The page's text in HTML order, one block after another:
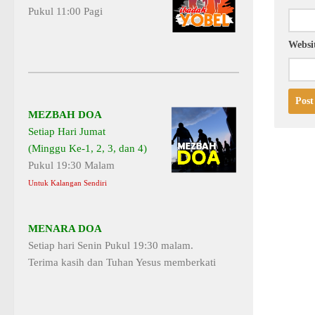
Pukul 11:00 Pagi
MEZBAH DOA
Setiap Hari Jumat
(Minggu Ke-1, 2, 3, dan 4)
Pukul 19:30 Malam
Untuk Kalangan Sendiri
MENARA DOA
Setiap hari Senin Pukul 19:30 malam.
Terima kasih dan Tuhan Yesus memberkati